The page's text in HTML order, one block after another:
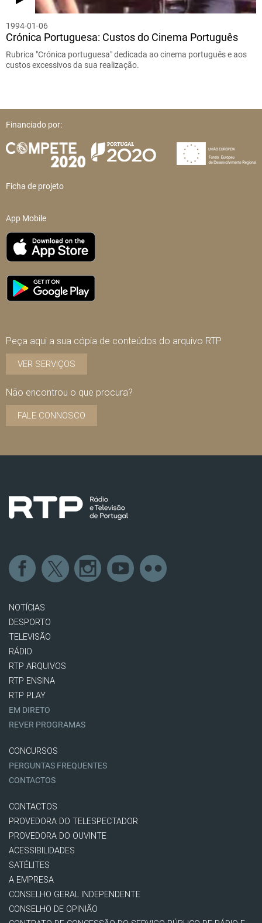
1994-01-06
Crónica Portuguesa: Custos do Cinema Português
Rubrica "Crónica portuguesa" dedicada ao cinema português e aos
custos excessivos da sua realização.
Financiado por:
Ficha de projeto
App Mobile
Peça aqui a sua cópia de conteúdos do arquivo RTP
VER SERVIÇOS
Não encontrou o que procura?
FALE CONNOSCO
NOTÍCIAS
DESPORTO
TELEVISÃO
RÁDIO
RTP ARQUIVOS
RTP ENSINA
RTP PLAY
EM DIRETO
REVER PROGRAMAS
CONCURSOS
PERGUNTAS FREQUENTES
CONTACTOS
CONTACTOS
PROVEDORA DO TELESPECTADOR
PROVEDORA DO OUVINTE
ACESSIBILIDADES
SATÉLITES
A EMPRESA
CONSELHO GERAL INDEPENDENTE
CONSELHO DE OPINIÃO